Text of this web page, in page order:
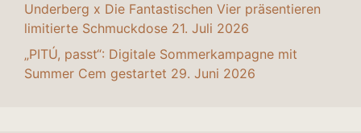
Underberg x Die Fantastischen Vier präsentieren
limitierte Schmuckdose 21. Juli 2026
„PITÚ, passt“: Digitale Sommerkampagne mit
Summer Cem gestartet 29. Juni 2026